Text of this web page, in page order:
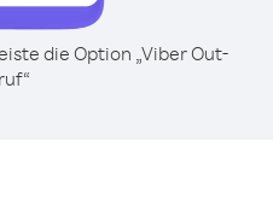
die Option „Viber Out-